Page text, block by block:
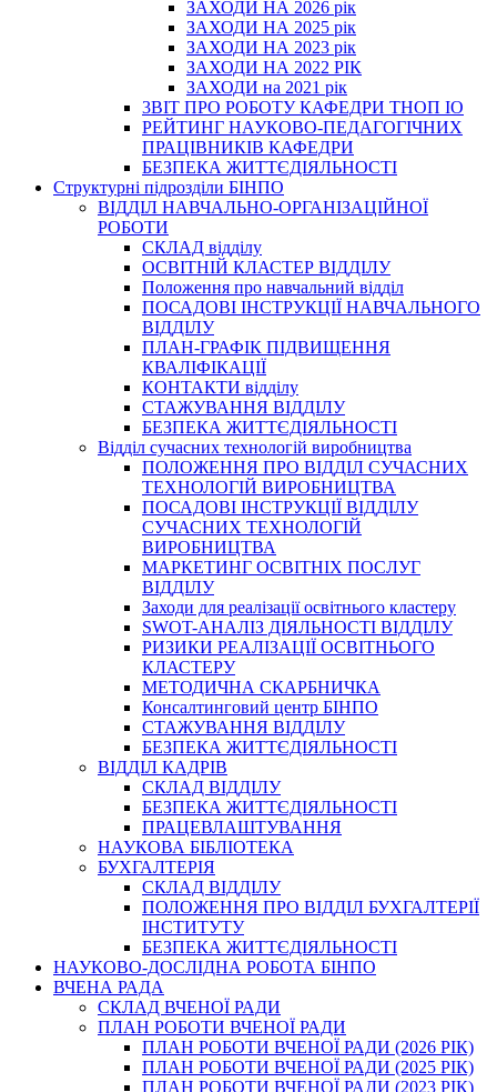
ЗАХОДИ НА 2026 рік
ЗАХОДИ НА 2025 рік
ЗАХОДИ НА 2023 рік
ЗАХОДИ НА 2022 РІК
ЗАХОДИ на 2021 рік
3BIT ПРО РОБОТУ КАФЕДРИ ТНОП ІО
РЕЙТИНГ НАУКОВО-ПЕДАГОГІЧНИХ
ПРАЦІВНИКІВ КАФЕДРИ
БЕЗПЕКА ЖИТТЄДІЯЛЬНОСТІ
Структурні підрозділи БІНПО
ВІДДІЛ НАВЧАЛЬНО-ОРГАНІЗАЦІЙНОЇ
РОБОТИ
СКЛАД відділу
ОСВІТНІЙ КЛАСТЕР ВІДДІЛУ
Положення про навчальний вiддiл
ПОСАДОВІ ІНСТРУКЦІЇ НАВЧАЛЬНОГО
ВІДДІЛУ
ПЛАН-ГРАФІК ПІДВИЩЕННЯ
КВАЛІФІКАЦІЇ
КОНТАКТИ відділу
СТАЖУВАННЯ ВІДДІЛУ
БЕЗПЕКА ЖИТТЄДІЯЛЬНОСТІ
Відділ сучасних технологій виробництва
ПОЛОЖЕННЯ ПРО ВІДДІЛ СУЧАСНИХ
ТЕХНОЛОГІЙ ВИРОБНИЦТВА
ПОСАДОВІ ІНСТРУКЦІЇ ВІДДІЛУ
СУЧАСНИХ ТЕХНОЛОГІЙ
ВИРОБНИЦТВА
МАРКЕТИНГ ОСВІТНІХ ПОСЛУГ
ВІДДІЛУ
Заходи для реалізації освітнього кластеру
SWOT-АНАЛІЗ ДІЯЛЬНОСТІ ВІДДІЛУ
РИЗИКИ РЕАЛІЗАЦІЇ ОСВІТНЬОГО
КЛАСТЕРУ
МЕТОДИЧНА СКАРБНИЧКА
Консалтинговий центр БІНПО
СТАЖУВАННЯ ВІДДІЛУ
БЕЗПЕКА ЖИТТЄДІЯЛЬНОСТІ
ВІДДІЛ КАДРІВ
СКЛАД ВІДДІЛУ
БЕЗПЕКА ЖИТТЄДІЯЛЬНОСТІ
ПРАЦЕВЛАШТУВАННЯ
НАУКОВА БІБЛІОТЕКА
БУХГАЛТЕРІЯ
СКЛАД ВІДДІЛУ
ПОЛОЖЕННЯ ПРО ВІДДІЛ БУХГАЛТЕРІЇ
ІНСТИТУТУ
БЕЗПЕКА ЖИТТЄДІЯЛЬНОСТІ
НАУКОВО-ДОСЛІДНА РОБОТА БІНПО
ВЧЕНА РАДА
СКЛАД ВЧЕНОЇ РАДИ
ПЛАН РОБОТИ ВЧЕНОЇ РАДИ
ПЛАН РОБОТИ ВЧЕНОЇ РАДИ (2026 РІК)
ПЛАН РОБОТИ ВЧЕНОЇ РАДИ (2025 РІК)
ПЛАН РОБОТИ ВЧЕНОЇ РАДИ (2023 РІК)